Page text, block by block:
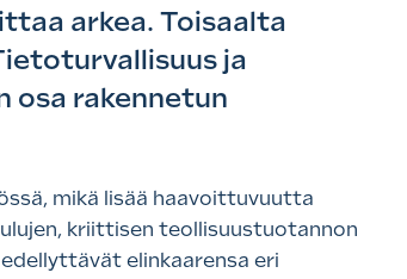
arkea. Toisaalta
ja
osa rakennetun
mikä lisää haavoittuvuutta
kriittisen teollisuustuotannon
elinkaarensa eri